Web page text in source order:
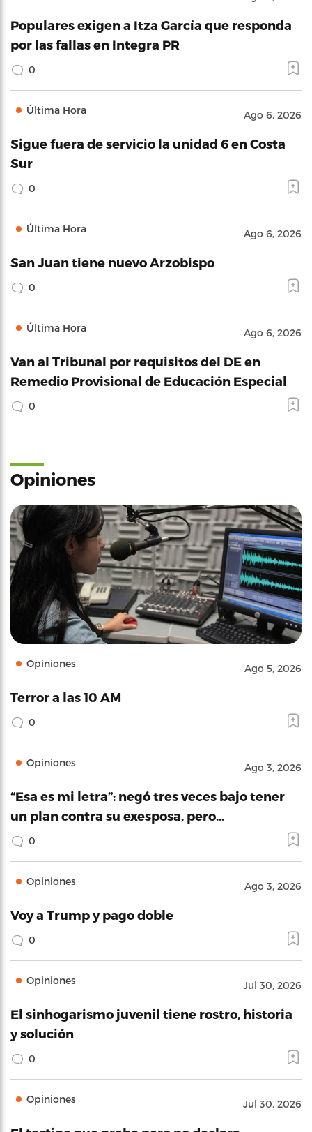
Populares exigen a Itza García que responda
por las fallas en Integra PR
0
Última Hora Ago 6, 2026
Sigue fuera de servicio la unidad 6 en Costa
Sur
0
Última Hora Ago 6, 2026
San Juan tiene nuevo Arzobispo
0
Última Hora Ago 6, 2026
Van al Tribunal por requisitos del DE en
Remedio Provisional de Educación Especial
0
Opiniones
Opiniones Ago 5, 2026
Terror a las 10 AM
0
Opiniones Ago 3, 2026
“Esa es mi letra”: negó tres veces bajo tener
un plan contra su exesposa, pero…
0
Opiniones Ago 3, 2026
Voy a Trump y pago doble
0
Opiniones Jul 30, 2026
El sinhogarismo juvenil tiene rostro, historia
y solución
0
Opiniones Jul 30, 2026